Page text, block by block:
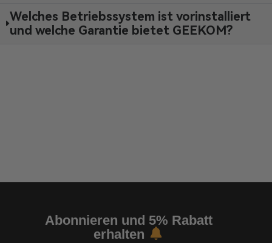
Welches Betriebssystem ist vorinstalliert
und welche Garantie bietet GEEKOM?
Abonnieren und 5% Rabatt
erhalten